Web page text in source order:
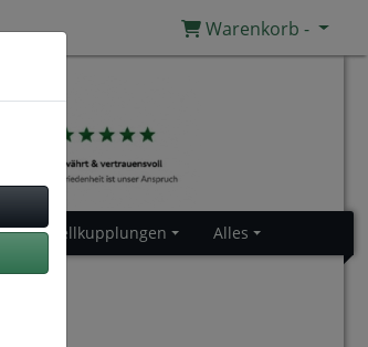
Warenkorb -
Schnellkupplungen Alles